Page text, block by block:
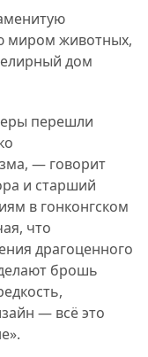
миром животных,
дом
перешли
— говорит
и старший
в гонконгском
что
драгоценного
брошь
— всё это